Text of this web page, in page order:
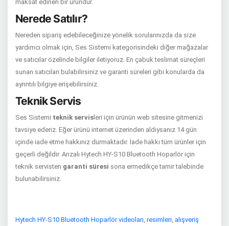
maksat edinen bir üründür.
Nerede Satılır?
Nereden sipariş edebileceğinize yönelik sorularınızda da size
yardımcı olmak için, Ses Sistemi kategorisindeki diğer mağazalar
ve satıcılar özelinde bilgiler iletiyoruz. En çabuk teslimat süreçleri
sunan satıcıları bulabilirsiniz ve garanti süreleri gibi konularda da
ayrıntılı bilgiye erişebilirsiniz.
Teknik Servis
Ses Sistemi teknik servis leri için ürünün web sitesine gitmenizi
tavsiye ederiz. Eğer ürünü internet üzerinden aldıysanız 14 gün
içinde iade etme hakkınız durmaktadır. İade hakkı tüm ürünler için
geçerli değildir. Arızalı Hytech HY-S10 Bluetooth Hoparlör için
teknik servisten garanti süresi sona ermedikçe tamir talebinde
bulunabilirsiniz.
Hytech HY-S10 Bluetooth Hoparlör videoları, resimleri, alışveriş